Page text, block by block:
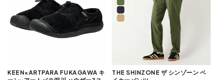
KEEN×ARTPARA FUKAGAWA キ
THE SHINZONE ザ シンゾーン ベ